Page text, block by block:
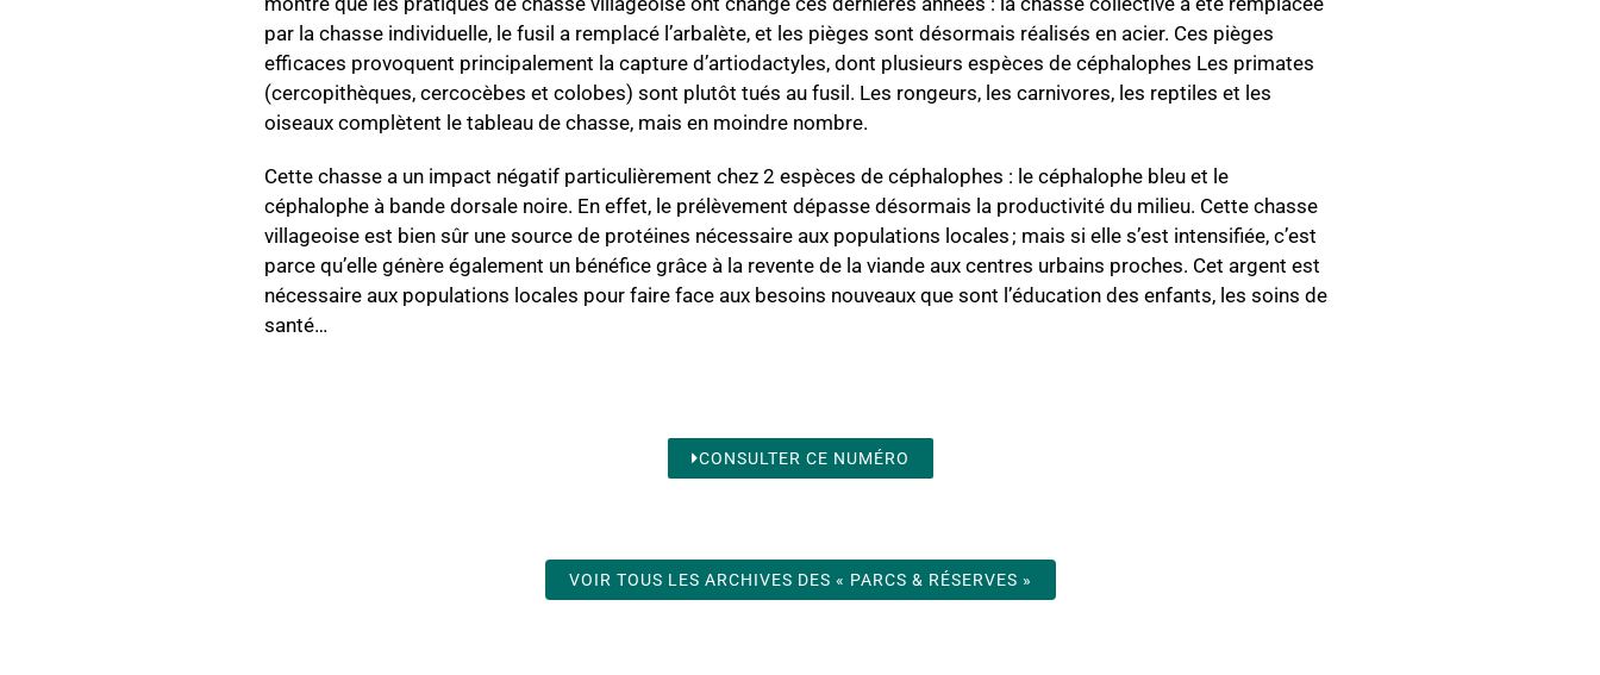
par la chasse individuelle, le fusil a remplacé l’arbalète, et les pièges sont désormais réalisés en acier. Ces pièges
efficaces provoquent principalement la capture d’artiodactyles, dont plusieurs espèces de céphalophes Les primates
(cercopithèques, cercocèbes et colobes) sont plutôt tués au fusil. Les rongeurs, les carnivores, les reptiles et les
oiseaux complètent le tableau de chasse, mais en moindre nombre.
Cette chasse a un impact négatif particulièrement chez 2 espèces de céphalophes : le céphalophe bleu et le
céphalophe à bande dorsale noire. En effet, le prélèvement dépasse désormais la productivité du milieu. Cette chasse
villageoise est bien sûr une source de protéines nécessaire aux populations locales ; mais si elle s’est intensifiée, c’est
parce qu’elle génère également un bénéfice grâce à la revente de la viande aux centres urbains proches. Cet argent est
nécessaire aux populations locales pour faire face aux besoins nouveaux que sont l’éducation des enfants, les soins de
santé…
CONSULTER CE NUMÉRO
VOIR TOUS LES ARCHIVES DES « PARCS & RÉSERVES »